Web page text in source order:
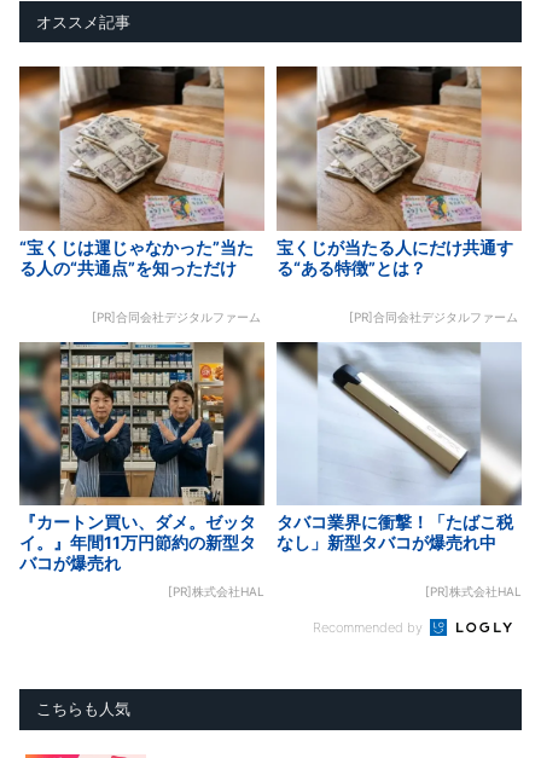
オススメ記事
“宝くじは運じゃなかった”当た
る人の“共通点”を知っただけ
[PR]合同会社デジタルファーム
宝くじが当たる人にだけ共通す
る“ある特徴”とは？
[PR]合同会社デジタルファーム
『カートン買い、ダメ。ゼッタ
イ。』年間11万円節約の新型タ
バコが爆売れ
[PR]株式会社HAL
タバコ業界に衝撃！「たばこ税
なし」新型タバコが爆売れ中
[PR]株式会社HAL
Recommended by
こちらも人気